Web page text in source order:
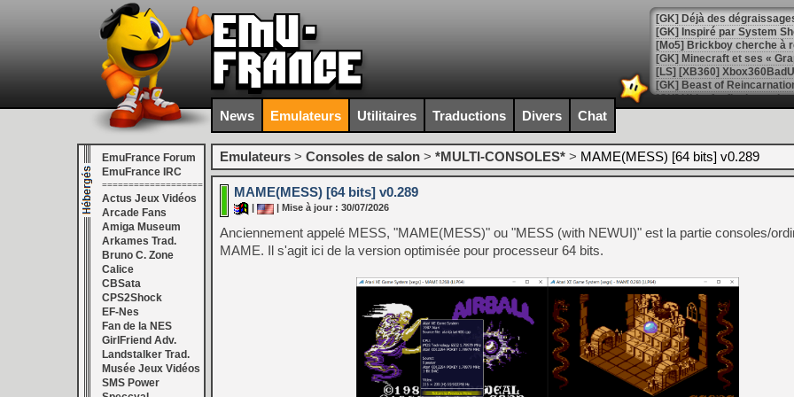
[GK] Déjà des
[Mo5] Brickboy cherche à
[GK] Minecraft et ses «
[GK] Beast of
[GK] Ubisoft : fin de partie
[GK] Mémoire cash -
[GK] Dan Houser (GTA)
[GK] Comment EA Sports
[GK] Crimson Moon : un
[GK] Isle of Reveries : le
[GK] Moonlighter 2 : The
[GK] Capcom relance
[Mo5] Deux inédits du
[GK] Le beat'em up The
[GK] Endless Legend 2 :
[LS] [PS5] Le WebKit
News Emulateurs Utilitaires Traductions Divers Chat
EmuFrance Forum
EmuFrance IRC
===================
Actus Jeux Vidéos
Arcade Fans
Amiga Museum
Arkames Trad.
Bruno C. Zone
Calice
CBSata
CPS2Shock
EF-Nes
Fan de la NES
GirlFriend Adv.
Landstalker Trad.
Musée Jeux Vidéos
SMS Power
Emulateurs > Consoles de salon > *MULTI-CONSOLES* > MAME(MESS) [64 bits] v0.289
MAME(MESS) [64 bits] v0.289
| Mise à jour : 30/07/2026
Anciennement appelé MESS, "MAME(MESS)" ou "MESS (with NEWUI)" est la partie consoles/
MAME. Il s'agit ici de la version optimisée pour processeur 64 bits.